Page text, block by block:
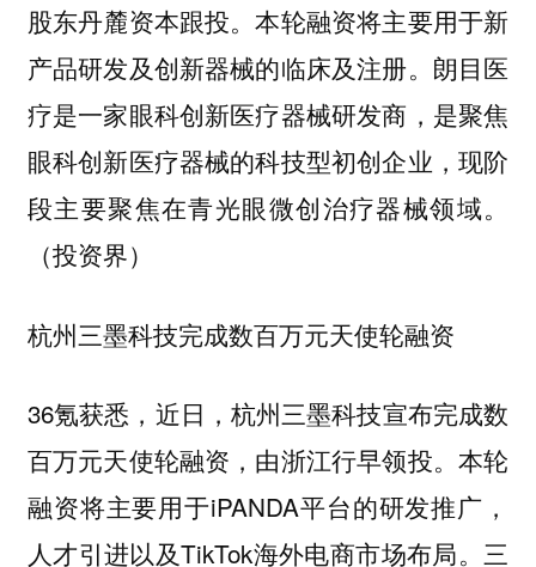
股东丹麓资本跟投。本轮融资将主要用于新
产品研发及创新器械的临床及注册。朗目医
疗是一家眼科创新医疗器械研发商，是聚焦
眼科创新医疗器械的科技型初创企业，现阶
段主要聚焦在青光眼微创治疗器械领域。
（投资界）
杭州三墨科技完成数百万元天使轮融资
36氪获悉，近日，杭州三墨科技宣布完成数
百万元天使轮融资，由浙江行早领投。本轮
融资将主要用于iPANDA平台的研发推广，
人才引进以及TikTok海外电商市场布局。三